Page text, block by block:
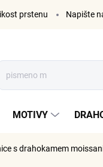
prstenu Napište
MOTIVY
s drahokamem